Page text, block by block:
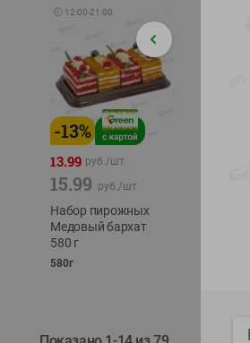
🕘 12:00-21:00
-13%
13.99 руб./шт
15.99 руб./шт
Набор пирожных
Медовый бархат
580 г
580г